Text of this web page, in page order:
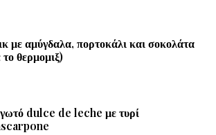
με αμύγδαλα, πορτοκάλι και σοκολάτα
το θερμομιξ)
dulce de leche με τυρί